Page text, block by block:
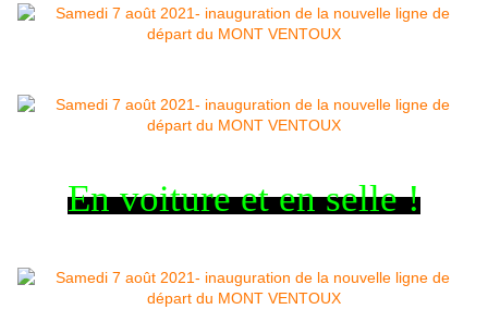
En voiture et en selle !